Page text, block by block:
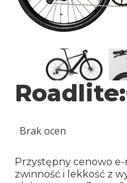
Brak ocen
Przystępny cenowo e-
zwinność i lekkość z